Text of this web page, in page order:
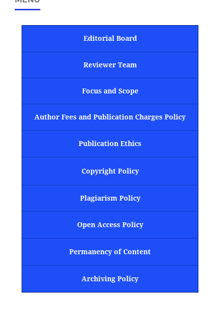
Editorial Board
Reviewer Team
Focus and Scope
Author Fees and Publication Charges Policy
Publication Ethics
Copyright Policy
Plagiarism Policy
Open Access Policy
Permanency of Content
Archiving Policy